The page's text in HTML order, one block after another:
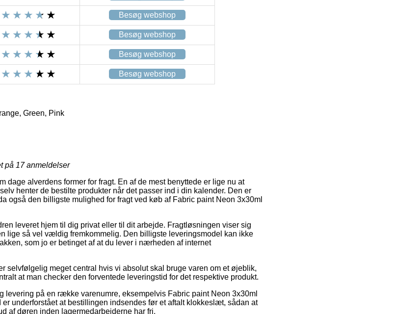
Besøg webshop
Besøg webshop
Besøg webshop
Besøg webshop
Green, Pink
på 17anmeldelser
dage alverdens former for fragt. En af de mest benyttede er lige nu at
henter de bestilte produkter når det passer ind i din kalender. Den er
også den billigste mulighed for fragt ved køb af Fabric paint Neon 3x30ml
leveret hjem til dig privat eller til dit arbejde. Fragtløsningen viser sig
lige så vel vældig fremkommelig. Den billigste leveringsmodel kan ikke
som jo er betinget af at du lever i nærheden af internet
selvfølgelig meget central hvis vi absolut skal bruge varen om et øjeblik,
at man checker den forventede leveringstid for det respektive produkt.
levering på en række varenumre, eksempelvis Fabric paint Neon 3x30ml
underforstået at bestillingen indsendes før et aftalt klokkeslæt, sådan at
af døren inden lagermedarbejderne har fri.